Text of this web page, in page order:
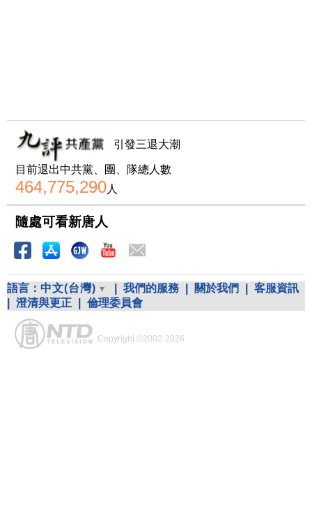
引發三退大潮
目前退出中共黨、團、隊總人數
464,775,290人
隨處可看新唐人
語言： 中文(台灣) 我們的服務 關於我們
客服資訊
澄清與更正 倫理委員會
Copyright ©2002-2026